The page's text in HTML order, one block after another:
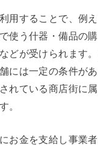
用することで、例
使う什器・備品の
どが受けられます
には一定の条件が
れている商店街に
。
お金を支給し事業